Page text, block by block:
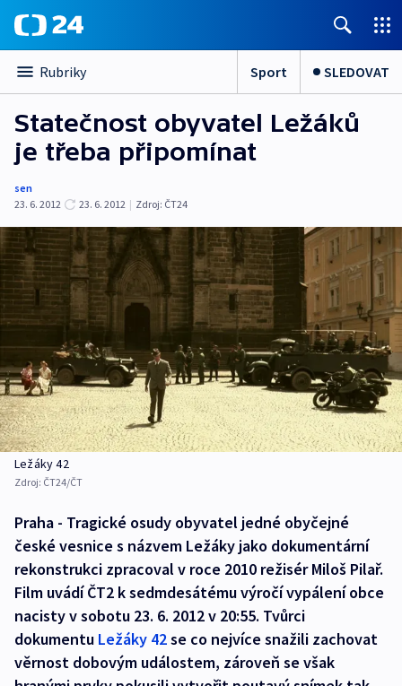
Rubriky Sport SLEDOVAT
Statečnost obyvatel Ležáků
je třeba připomínat
sen
23. 6. 2012
23. 6. 2012 | Zdroj: ČT24
Ležáky 42
Zdroj: ČT24/ČT
Praha - Tragické osudy obyvatel jedné obyčejné
české vesnice s názvem Ležáky jako dokumentární
rekonstrukci zpracoval v roce 2010 režisér Miloš Pilař.
Film uvádí ČT2 k sedmdesátému výročí vypálení obce
nacisty v sobotu 23. 6. 2012 v 20:55. Tvůrci
dokumentu Ležáky 42se co nejvíce snažili zachovat
věrnost dobovým událostem, zároveň se však